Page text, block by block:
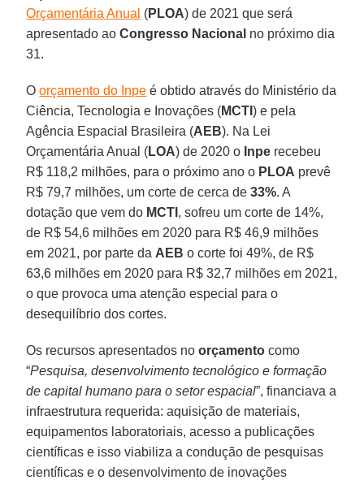
Orçamentária Anual (PLOA) de 2021 que será
apresentado aoCongresso Nacional no próximo dia
31.
Oorçamento do Inpe é obtido através do Ministério da
Ciência, Tecnologia e Inovações (MCTI) e pela
Agência Espacial Brasileira (AEB). Na Lei
Orçamentária Anual (LOA) de 2020 o Inpe recebeu
R$ 118,2 milhões, para o próximo ano o PLOA prevê
R$ 79,7 milhões, um corte de cerca de33%. A
dotação que vem do MCTI , sofreu um corte de 14%,
de R$ 54,6 milhões em 2020 para R$ 46,9 milhões
em 2021, por parte da AEB o corte foi 49%, de R$
63,6 milhões em 2020 para R$ 32,7 milhões em 2021,
o que provoca uma atenção especial para o
desequilíbrio dos cortes.
Os recursos apresentados noorçamento como
“Pesquisa, desenvolvimento tecnológico e formação
de capital humano para o setor espacial”, financiava a
infraestrutura requerida: aquisição de materiais,
equipamentos laboratoriais, acesso a publicações
científicas e isso viabiliza a condução de pesquisas
científicas e o desenvolvimento de inovações